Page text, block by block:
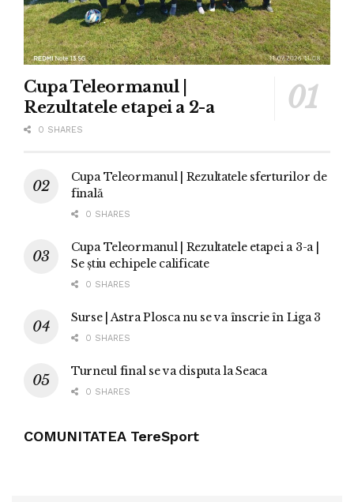
Cupa Teleormanul |
Rezultatele etapei a 2-a
0 SHARES
Cupa Teleormanul | Rezultatele sferturilor de
finală
0 SHARES
Cupa Teleormanul | Rezultatele etapei a 3-a |
Se știu echipele calificate
0 SHARES
Surse | Astra Plosca nu se va înscrie în Liga 3
0 SHARES
Turneul final se va disputa la Seaca
0 SHARES
COMUNITATEA TereSport